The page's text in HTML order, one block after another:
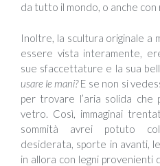
da tutto il mondo, o anche
Inoltre, la scultura originale a
essere vista interamente,
sue sfaccettature e la sua
usare le mani?E se non si
per trovare l’aria solida che
vetro. Così, immaginai
sommità avrei potuto
desiderata, sporte in avanti,
in allora con legni provenienti